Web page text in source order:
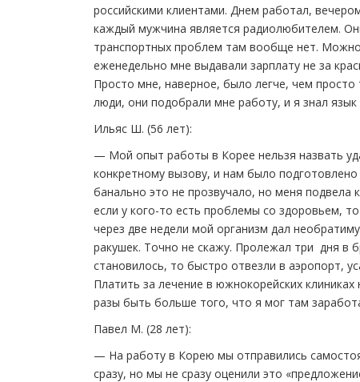
российскими клиентами. Днем работал,
каждый мужчина является радиолюбителем.
транспортных проблем там вообще нет.
еженедельно мне выдавали зарплату не за
Просто мне, наверное, было легче, чем
люди, они подобрали мне работу, и я знал
Ильяс Ш. (56 лет):
— Мой опыт работы в Корее нельзя назвать
конкретному вызову, и нам было
банально это не прозвучало, но меня подвела
если у кого-то есть проблемы со здоровьем,
через две недели мой организм дал
ракушек. Точно не скажу. Пролежал три дня в
становилось, то быстро отвезли в аэропорт,
Платить за лечение в южнокорейских
разы быть больше того, что я мог там
Павел М. (28 лет):
— На работу в Корею мы отправились
сразу, но мы не сразу оценили это